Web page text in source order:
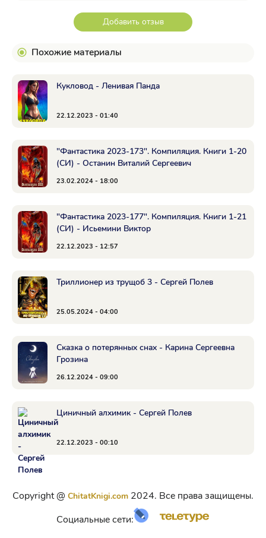
Добавить отзыв
Похожие материалы
Кукловод - Ленивая Панда
22.12.2023 - 01:40
"Фантастика 2023-173". Компиляция. Книги 1-20
(СИ) - Останин Виталий Сергеевич
23.02.2024 - 18:00
"Фантастика 2023-177". Компиляция. Книги 1-21
(СИ) - Исьемини Виктор
22.12.2023 - 12:57
Триллионер из трущоб 3 - Сергей Полев
25.05.2024 - 04:00
Сказка о потерянных снах - Карина Сергеевна
Грозина
26.12.2024 - 09:00
Циничный алхимик - Сергей Полев
22.12.2023 - 00:10
Copyright @ ChitatKnigi.com 2024. Все права защищены.
Социальные сети: